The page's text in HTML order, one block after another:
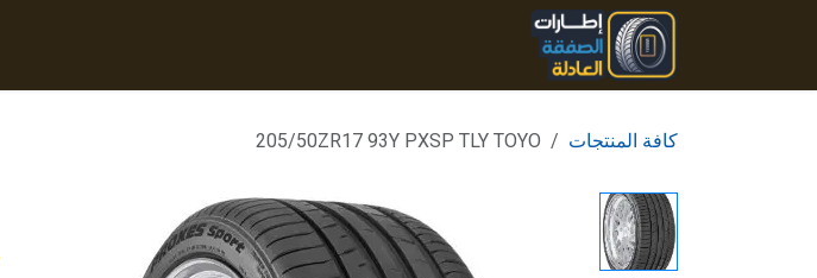
تخطي للذهاب إلى المحتوى
كافة المنتجات 205/50ZR17 93Y PXSP TLY TOYO